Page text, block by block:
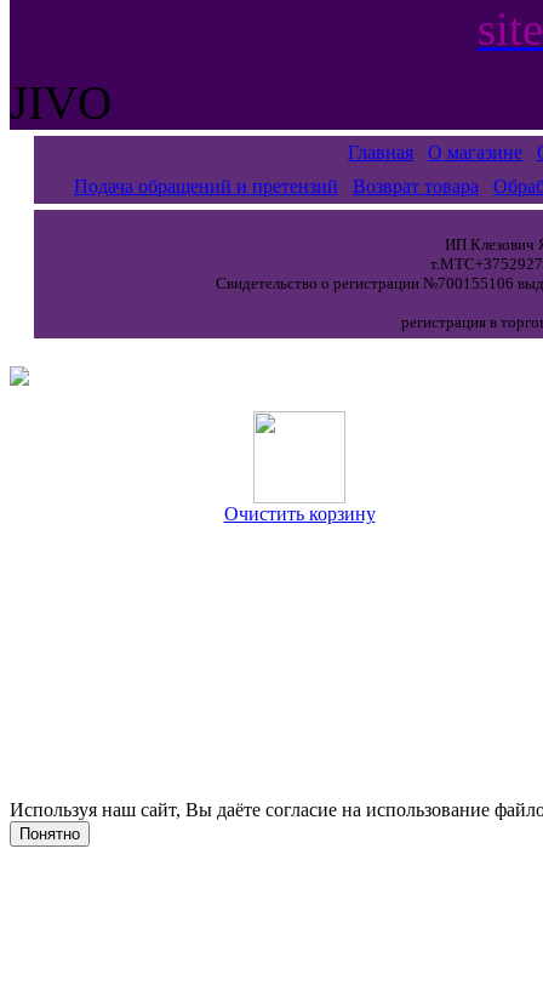
JIVO
Главная О магазине
Подача обращений и претензий
Возврат товара
ИП Клезович
Свидетельство о регистрации №700155106
регистрация в
Очистить корзину
Используя наш сайт, Вы даёте согласие на использование
Понятно